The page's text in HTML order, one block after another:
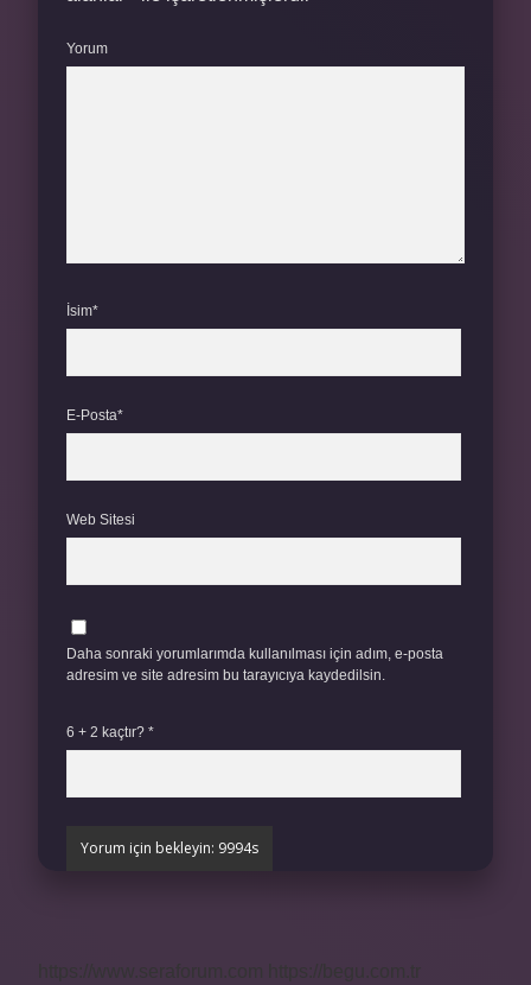
Yorum
İsim*
E-Posta*
Web Sitesi
Daha sonraki yorumlarımda kullanılması için adım, e-posta
adresim ve site adresim bu tarayıcıya kaydedilsin.
6 + 2 kaçtır? *